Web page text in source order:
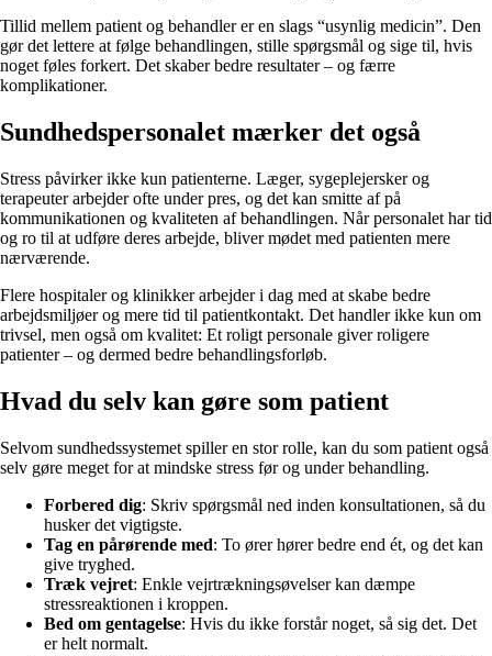
Tillid mellem patient og behandler er en slags “usynlig medicin”. Den
gør det lettere at følge behandlingen, stille spørgsmål og sige til, hvis
noget føles forkert. Det skaber bedre resultater – og færre
komplikationer.
Sundhedspersonalet mærker det også
Stress påvirker ikke kun patienterne. Læger, sygeplejersker og
terapeuter arbejder ofte under pres, og det kan smitte af på
kommunikationen og kvaliteten af behandlingen. Når personalet har tid
og ro til at udføre deres arbejde, bliver mødet med patienten mere
nærværende.
Flere hospitaler og klinikker arbejder i dag med at skabe bedre
arbejdsmiljøer og mere tid til patientkontakt. Det handler ikke kun om
trivsel, men også om kvalitet: Et roligt personale giver roligere
patienter – og dermed bedre behandlingsforløb.
Hvad du selv kan gøre som patient
Selvom sundhedssystemet spiller en stor rolle, kan du som patient også
selv gøre meget for at mindske stress før og under behandling.
Forbered dig: Skriv spørgsmål ned inden konsultationen, så du
husker det vigtigste.
Tag en pårørende med: To ører hører bedre end ét, og det kan
give tryghed.
Træk vejret: Enkle vejrtrækningsøvelser kan dæmpe
stressreaktionen i kroppen.
Bed om gentagelse: Hvis du ikke forstår noget, så sig det. Det
er helt normalt.